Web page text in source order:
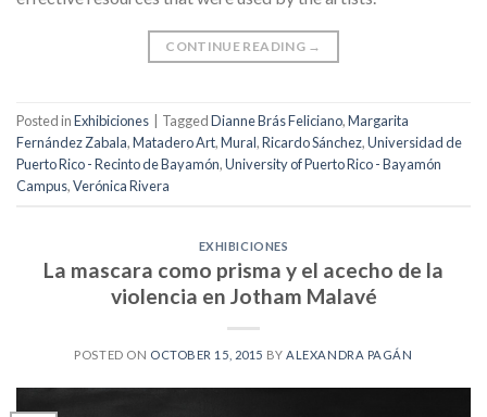
CONTINUE READING →
Posted inExhibiciones TaggedDianne Brás Feliciano,Margarita
Fernández Zabala,Matadero Art,Mural,Ricardo Sánchez,Universidad de
Puerto Rico - Recinto de Bayamón,University of Puerto Rico - Bayamón
Campus,Verónica Rivera
EXHIBICIONES
La mascara como prisma y el acecho de la
violencia en Jotham Malavé
POSTED ON OCTOBER 15, 2015 BYALEXANDRA PAGÁN